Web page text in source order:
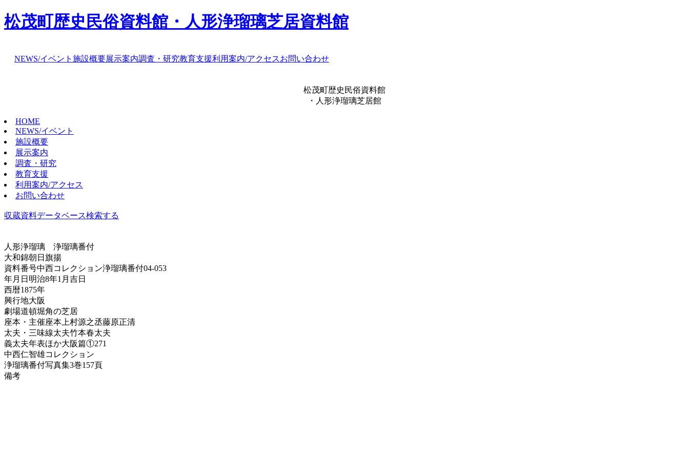
松茂町歴史民俗資料館・人形浄瑠璃芝居資料館
NEWS/イベント 施設概要展示案内調査・研究教育支援利用案内/アクセスお問い合わせ
松茂町歴史民俗資料館
・人形浄瑠璃芝居館
HOME
NEWS/イベント
施設概要
展示案内
調査・研究
教育支援
利用案内/アクセス
お問い合わせ
収蔵資料データベース検索する
人形浄瑠璃 浄瑠璃番付
大和錦朝日旗揚
資料番号中西コレクション浄瑠璃番付04-053
年月日 明治8年1月吉日
西暦1875年
興行地大阪
劇場道頓堀角の芝居
座本・主催座本上村源之丞藤原正清
太夫・三味線太夫竹本春太夫
義太夫年表ほか大阪篇①271
中西仁智雄コレクション
浄瑠璃番付写真集3巻157頁
備考